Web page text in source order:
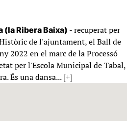
(la Ribera Baixa) - recuperat per
de l'ajuntament, el Ball de
2022 en el marc de la Processó
per l'Escola Municipal de Tabal,
És una dansa...[+]